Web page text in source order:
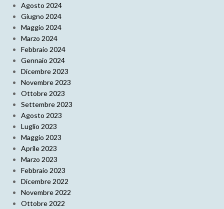
Agosto 2024
Giugno 2024
Maggio 2024
Marzo 2024
Febbraio 2024
Gennaio 2024
Dicembre 2023
Novembre 2023
Ottobre 2023
Settembre 2023
Agosto 2023
Luglio 2023
Maggio 2023
Aprile 2023
Marzo 2023
Febbraio 2023
Dicembre 2022
Novembre 2022
Ottobre 2022